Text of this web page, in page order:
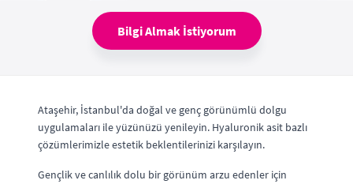
Bilgi Almak İstiyorum
Ataşehir, İstanbul'da doğal ve genç görünümlü dolgu
uygulamaları ile yüzünüzü yenileyin. Hyaluronik asit bazlı
çözümlerimizle estetik beklentilerinizi karşılayın.
Gençlik ve canlılık dolu bir görünüm arzu edenler için